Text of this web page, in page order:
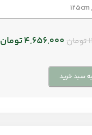
تومان 4,656,000تومان
سبد خرید